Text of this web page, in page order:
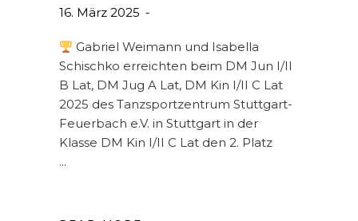
16. März 2025
Gabriel Weimann und Isabella
Schischko erreichten beim DM Jun I/II
B Lat, DM Jug A Lat, DM Kin I/II C Lat
2025 des Tanzsportzentrum Stuttgart-
Feuerbach e.V. in Stuttgart in der
Klasse DM Kin I/II C Lat den 2. Platz